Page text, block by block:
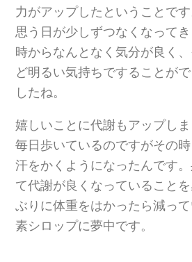
力がアップしたということで
思う日が少しずつなくなって
時からなんとなく気分が良く
ど明るい気持ちですることが
したね。
嬉しいことに代謝もアップし
毎日歩いているのですがその
汗をかくようになったんです
て代謝が良くなっていること
ぶりに体重をはかったら減っ
素シロップに夢中です。